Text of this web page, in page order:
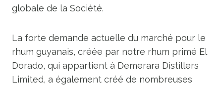
globale de la Société.
La forte demande actuelle du marché pour le
rhum guyanais, créée par notre rhum primé El
Dorado, qui appartient à Demerara Distillers
Limited, a également créé de nombreuses